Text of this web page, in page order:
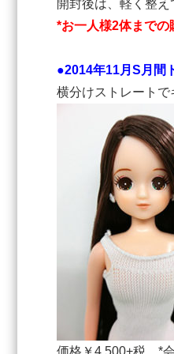
開封後は、軽く整え
*お一人様2体までの
●2014年11月S月
横分けストレート
価格￥4,500+税 *会